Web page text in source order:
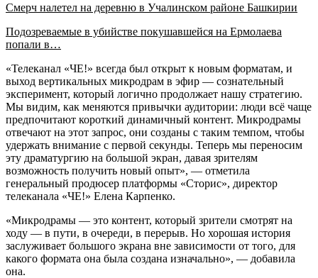
Смерч налетел на деревню в Учалинском районе Башкирии
Подозреваемые в убийстве покушавшейся на Ермолаева
попали в…
«Телеканал «ЧЕ!» всегда был открыт к новым форматам, и
выход вертикальных микродрам в эфир — сознательный
эксперимент, который логично продолжает нашу стратегию.
Мы видим, как меняются привычки аудитории: люди всё чаще
предпочитают короткий динамичный контент. Микродрамы
отвечают на этот запрос, они созданы с таким темпом, чтобы
удержать внимание с первой секунды. Теперь мы переносим
эту драматургию на большой экран, давая зрителям
возможность получить новый опыт», — отметила
генеральный продюсер платформы «Сторис», директор
телеканала «ЧЕ!» Елена Карпенко.
«Микродрамы — это контент, который зрители смотрят на
ходу — в пути, в очереди, в перерыв. Но хорошая история
заслуживает большого экрана вне зависимости от того, для
какого формата она была создана изначально», — добавила
она.